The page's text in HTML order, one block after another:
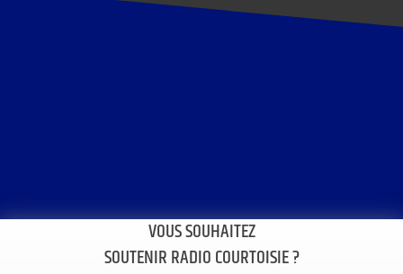
VOUS SOUHAITEZ
SOUTENIR RADIO COURTOISIE ?